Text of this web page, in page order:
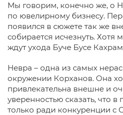
Мы говорим, конечно же, о
по ювелирному бизнесу.
появился в сюжете так же
собирается исчезнуть. Хотя
ждут ухода Буче Бусе
Невра – одна из самых
окружении Корханов. Она
привлекательна внешне и
уверенностью сказать, что в
только ради конкуренции с